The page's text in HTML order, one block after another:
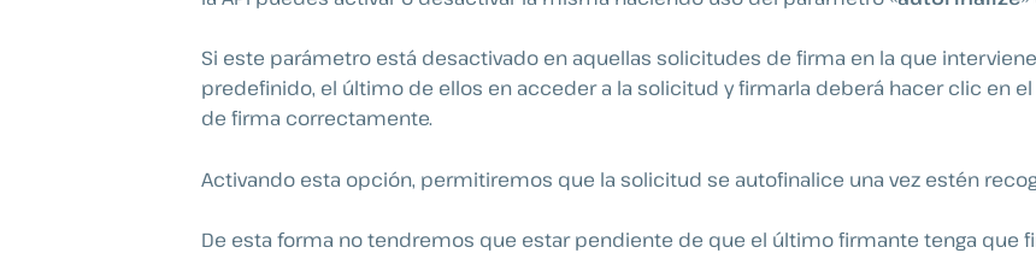
Si este parámetro está desactivado en aquellas solicitudes de firma en la que
predefinido, el último de ellos en acceder a la solicitud y firmarla deberá hacer clic en el
de firma correctamente.
Activando esta opción, permitiremos que la solicitud se autofinalice una vez estén
De esta forma no tendremos que estar pendiente de que el último firmante tenga que